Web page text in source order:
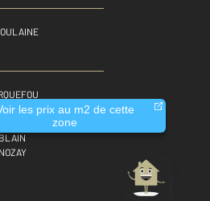
SUR LOGNE
les prix au m2 de cette
zone